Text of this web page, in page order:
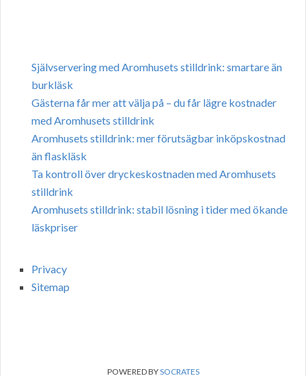
Självservering med Aromhusets stilldrink: smartare än
burkläsk
Gästerna får mer att välja på – du får lägre kostnader
med Aromhusets stilldrink
Aromhusets stilldrink: mer förutsägbar inköpskostnad
än flaskläsk
Ta kontroll över dryckeskostnaden med Aromhusets
stilldrink
Aromhusets stilldrink: stabil lösning i tider med ökande
läskpriser
Privacy
Sitemap
POWERED BYSOCRATES